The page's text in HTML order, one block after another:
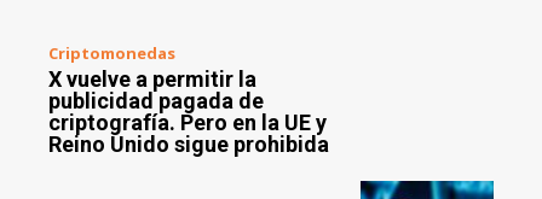
Criptomonedas
X vuelve a permitir la
publicidad pagada de
criptografía. Pero en la UE y
Reino Unido sigue prohibida